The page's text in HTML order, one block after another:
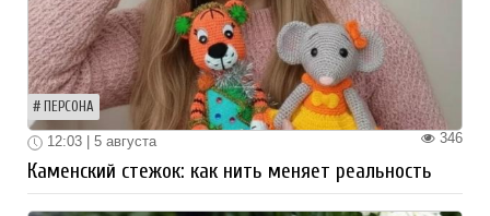
ПЕРСОНА
346
12:03 | 5 августа
Каменский стежок: как нить меняет реальность